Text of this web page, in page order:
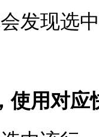
发现选
使用对应